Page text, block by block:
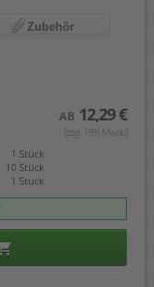
Zubehör
AB 12,29 €
(zzgl. 19% Mwst.)
1 Stück
10 Stück
1 Stück